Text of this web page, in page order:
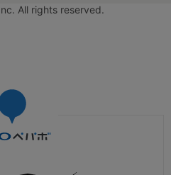
All rights reserved.